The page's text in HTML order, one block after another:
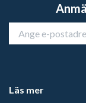
Läs mer